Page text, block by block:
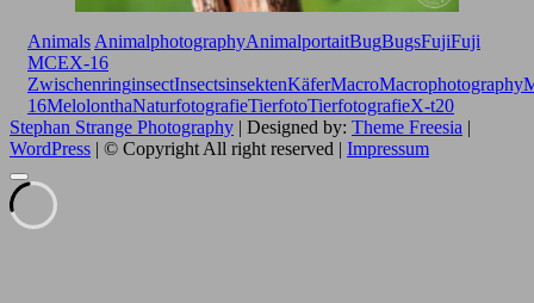
Animals AnimalphotographyAnimalportaitBugBugsFujiFuji
MCEX-16
ZwischenringinsectInsectsinsektenKäferMacroMacrophotography
16MelolonthaNaturfotografieTierfotoTierfotografieX-t20
Stephan Strange Photography | Designed by: Theme Freesia |
WordPress | © Copyright All right reserved | Impressum